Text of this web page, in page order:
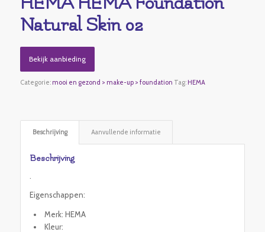
Natural Skin 02
Bekijk aanbieding
Categorie: mooi en gezond > make-up > foundation Tag: HEMA
Beschrijving Aanvullende informatie
Beschrijving
.
Eigenschappen:
Merk: HEMA
Kleur: